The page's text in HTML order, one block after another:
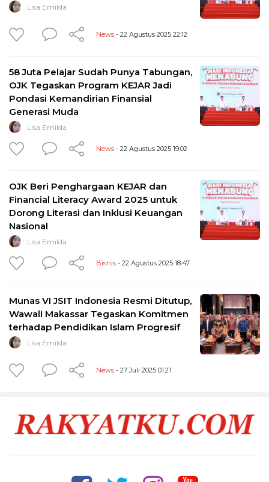
Lisa Emilda
News - 22 Agustus 2025 22:12
58 Juta Pelajar Sudah Punya Tabungan,
OJK Tegaskan Program KEJAR Jadi
Pondasi Kemandirian Finansial
Generasi Muda
Lisa Emilda
News - 22 Agustus 2025 19:02
OJK Beri Penghargaan KEJAR dan
Financial Literacy Award 2025 untuk
Dorong Literasi dan Inklusi Keuangan
Nasional
Lisa Emilda
Bisnis - 22 Agustus 2025 18:47
Munas VI JSIT Indonesia Resmi Ditutup,
Wawali Makassar Tegaskan Komitmen
terhadap Pendidikan Islam Progresif
Lisa Emilda
News - 27 Juli 2025 01:21